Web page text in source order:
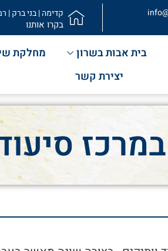
קדימה | בני ברק |
בקרו אותנו
בית אבות בשרון
מחלקת
יצירת קשר